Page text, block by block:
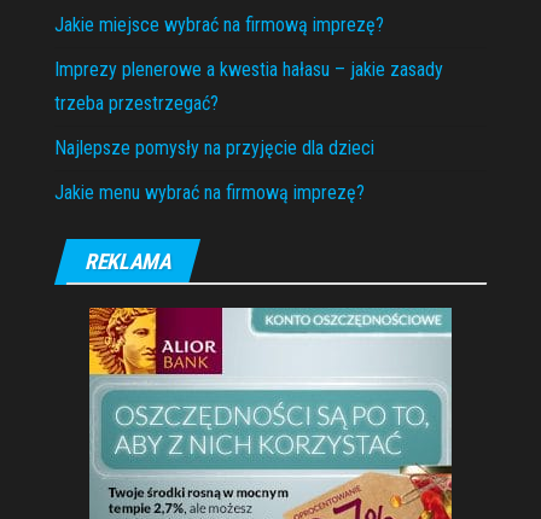
Jakie miejsce wybrać na firmową imprezę?
Imprezy plenerowe a kwestia hałasu – jakie zasady
trzeba przestrzegać?
Najlepsze pomysły na przyjęcie dla dzieci
Jakie menu wybrać na firmową imprezę?
REKLAMA